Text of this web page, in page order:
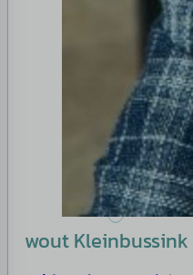
wout Kleinbussink